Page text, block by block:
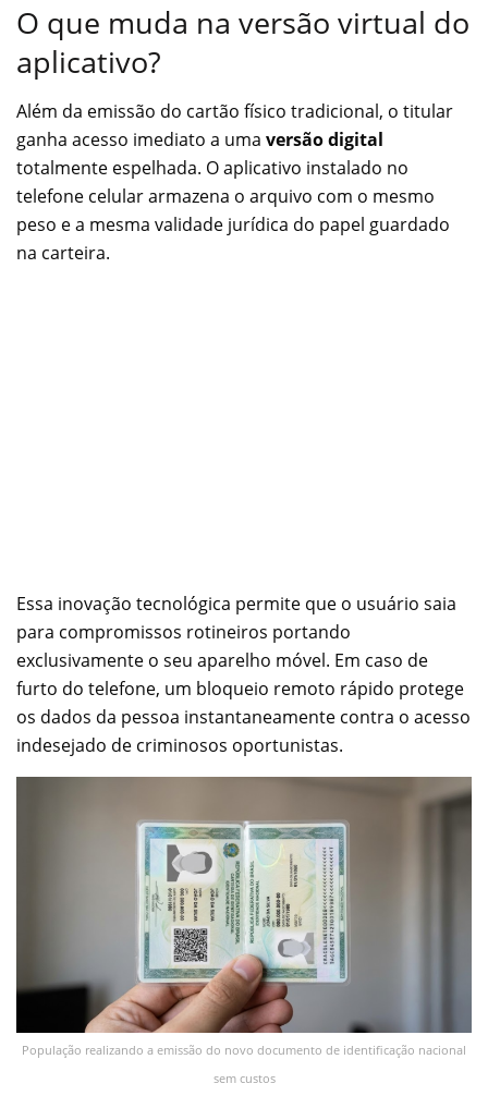
O que muda na versão virtual do
aplicativo?
Além da emissão do cartão físico tradicional, o titular
ganha acesso imediato a uma versão digital
totalmente espelhada. O aplicativo instalado no
telefone celular armazena o arquivo com o mesmo
peso e a mesma validade jurídica do papel guardado
na carteira.
Essa inovação tecnológica permite que o usuário saia
para compromissos rotineiros portando
exclusivamente o seu aparelho móvel. Em caso de
furto do telefone, um bloqueio remoto rápido protege
os dados da pessoa instantaneamente contra o acesso
indesejado de criminosos oportunistas.
População realizando a emissão do novo documento de identificação nacional
sem custos